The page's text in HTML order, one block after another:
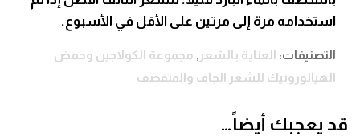
استخدامه مرة إلى مرتين على الأقل في الأسبوع.
التصنيفات: العناية بالشعر , مجموعة الكولاجين وحمض
الهيالورونيك للشعر الجاف والمتقصف
قد يعجبك أيضاً…